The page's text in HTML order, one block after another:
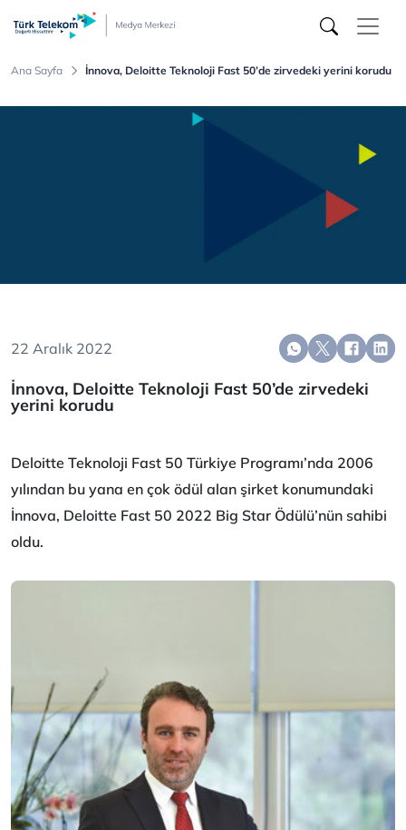
Telekom
Medya
Ana Sayfa İnnova, Deloitte Teknoloji Fast 50’de zirvedeki yerini korudu
22 Aralık 2022
İnnova, Deloitte Teknoloji Fast 50’de zirvedeki
yerini korudu
Deloitte Teknoloji Fast 50 Türkiye Programı’nda 2006
yılından bu yana en çok ödül alan şirket konumundaki
İnnova, Deloitte Fast 50 2022 Big Star Ödülü’nün sahibi
oldu.